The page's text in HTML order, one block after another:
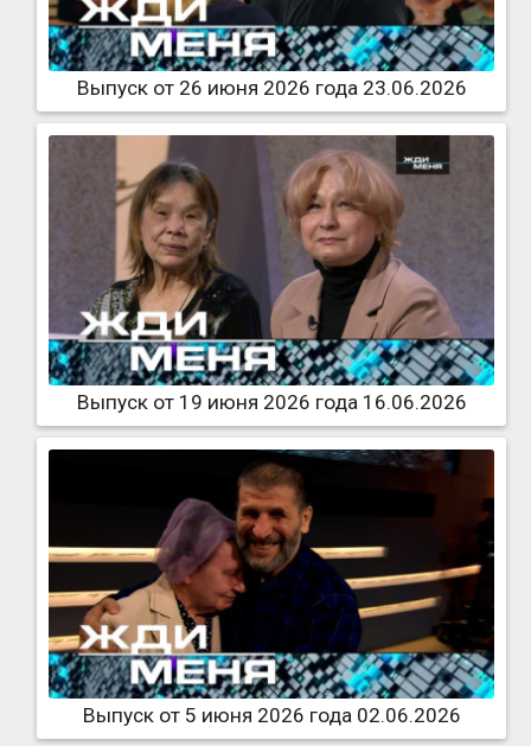
Выпуск от 26 июня 2026 года 23.06.2026
Выпуск от 19 июня 2026 года 16.06.2026
Выпуск от 5 июня 2026 года 02.06.2026